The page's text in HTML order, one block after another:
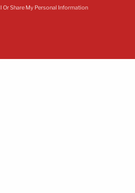
Or Share My Personal Information